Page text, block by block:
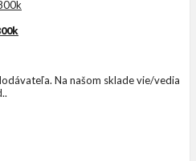
Na našom sklade vie/vedia